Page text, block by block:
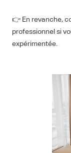
👉 En revanche,
professionnel si
expérimentée.